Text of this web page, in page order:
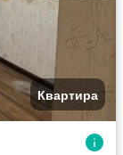
Квартира